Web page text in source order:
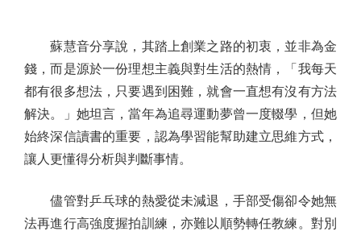
蘇慧音分享說，其踏上創業之路的初衷，並非為金
錢，而是源於一份理想主義與對生活的熱情，「我每天
都有很多想法，只要遇到困難，就會一直想有沒有方法
解決。」她坦言，當年為追尋運動夢曾一度輟學，但她
始終深信讀書的重要，認為學習能幫助建立思維方式，
讓人更懂得分析與判斷事情。
儘管對乒乓球的熱愛從未減退，手部受傷卻令她無
法再進行高強度握拍訓練，亦難以順勢轉任教練。對別